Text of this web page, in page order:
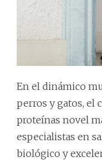
En el dinámico
perros y gatos, el
proteínas novel
especialistas en
biológico y